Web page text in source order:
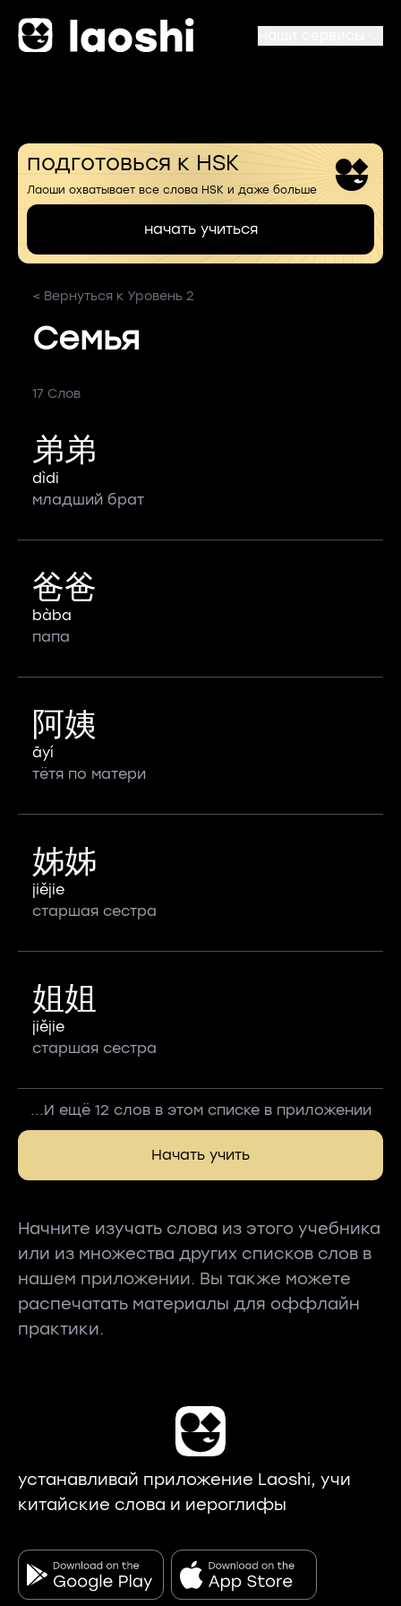
подготовься к HSK
Лаоши охватывает все слова HSK и даже больше
начать учиться
< Вернуться к Уровень 2
Семья
17 Слов
弟弟
dìdi
младший брат
爸爸
bàba
папа
阿姨
āyí
тётя по матери
姊姊
jiějie
старшая сестра
姐姐
jiějie
старшая сестра
...И ещё 12 слов в этом списке в приложении
Начать учить
Начните изучать слова из этого учебника
или из множества других списков слов в
нашем приложении. Вы также можете
распечатать материалы для оффлайн
практики.
устанавливай приложение Laoshi, учи
китайские слова и иероглифы